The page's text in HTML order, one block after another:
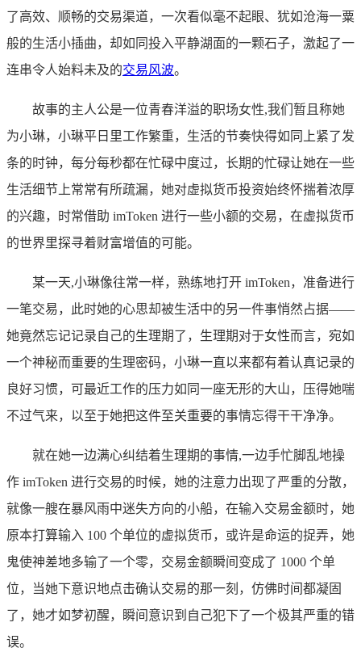
了高效、顺畅的交易渠道，一次看似毫不起眼、犹如沧海一粟
般的生活小插曲，却如同投入平静湖面的一颗石子，激起了一
连串令人始料未及的交易风波。
故事的主人公是一位青春洋溢的职场女性,我们暂且称她
为小琳，小琳平日里工作繁重，生活的节奏快得如同上紧了发
条的时钟，每分每秒都在忙碌中度过，长期的忙碌让她在一些
生活细节上常常有所疏漏，她对虚拟货币投资始终怀揣着浓厚
的兴趣，时常借助 imToken 进行一些小额的交易，在虚拟货币
的世界里探寻着财富增值的可能。
某一天,小琳像往常一样，熟练地打开 imToken，准备进行
一笔交易，此时她的心思却被生活中的另一件事悄然占据——
她竟然忘记记录自己的生理期了，生理期对于女性而言，宛如
一个神秘而重要的生理密码，小琳一直以来都有着认真记录的
良好习惯，可最近工作的压力如同一座无形的大山，压得她喘
不过气来，以至于她把这件至关重要的事情忘得干干净净。
就在她一边满心纠结着生理期的事情,一边手忙脚乱地操
作 imToken 进行交易的时候，她的注意力出现了严重的分散，
就像一艘在暴风雨中迷失方向的小船，在输入交易金额时，她
原本打算输入 100 个单位的虚拟货币，或许是命运的捉弄，她
鬼使神差地多输了一个零，交易金额瞬间变成了 1000 个单
位，当她下意识地点击确认交易的那一刻，仿佛时间都凝固
了，她才如梦初醒，瞬间意识到自己犯下了一个极其严重的错
误。